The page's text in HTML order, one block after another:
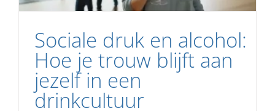
Sociale druk en alcohol:
Hoe je trouw blijft aan
jezelf in een
drinkcultuur